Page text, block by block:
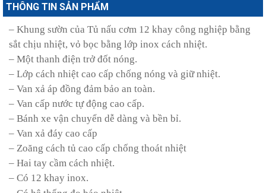
THÔNG TIN SẢN PHẨM
– Khung sườn của Tủ nấu cơm 12 khay công nghiệp bằng
sắt chịu nhiệt, vỏ bọc bằng lớp inox cách nhiệt.
– Một thanh điện trở đốt nóng.
– Lớp cách nhiệt cao cấp chống nóng và giữ nhiệt.
– Van xả áp đồng đảm bảo an toàn.
– Van cấp nước tự động cao cấp.
– Bánh xe vận chuyển dễ dàng và bền bỉ.
– Van xả đáy cao cấp
– Zoăng cách tủ cao cấp chống thoát nhiệt
– Hai tay cầm cách nhiệt.
– Có 12 khay inox.